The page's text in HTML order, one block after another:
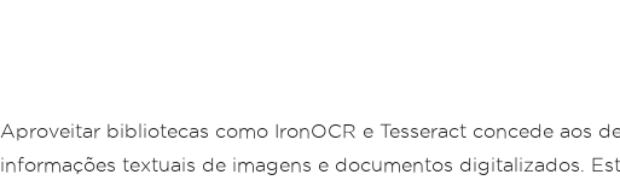
Aproveitar bibliotecas como IronOCR e Tesseract concede aos
informações textuais de imagens e documentos digitalizados.